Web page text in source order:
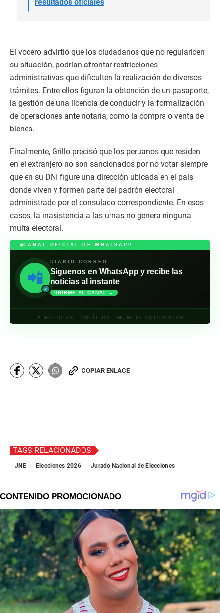
resultados oficiales
El vocero advirtió que los ciudadanos que no regularicen
su situación, podrían afrontar restricciones
administrativas que dificulten la realización de diversos
trámites. Entre ellos figuran la obtención de un pasaporte,
la gestión de una licencia de conducir y la formalización
de operaciones ante notaría, como la compra o venta de
bienes.
Finalmente, Grillo precisó que los peruanos que residen
en el extranjero no son sancionados por no votar siempre
que en su DNI figure una dirección ubicada en el país
donde viven y formen parte del padrón electoral
administrado por el consulado correspondiente. En esos
casos, la inasistencia a las urnas no genera ninguna
multa electoral.
CANAL OFICIAL DE WHATSAPP
📲
✓
DIARIO CORREO
Síguenos en WhatsApp y recibe las
noticias al instante
UNIRME AL CANAL →
📍 NOTICIAS · POLÍTICA · MUNDO· ACTUALIDAD
COPIAR ENLACE
TAGS RELACIONADOS
JNE Elecciones 2026 Jurado Nacional de Elecciones